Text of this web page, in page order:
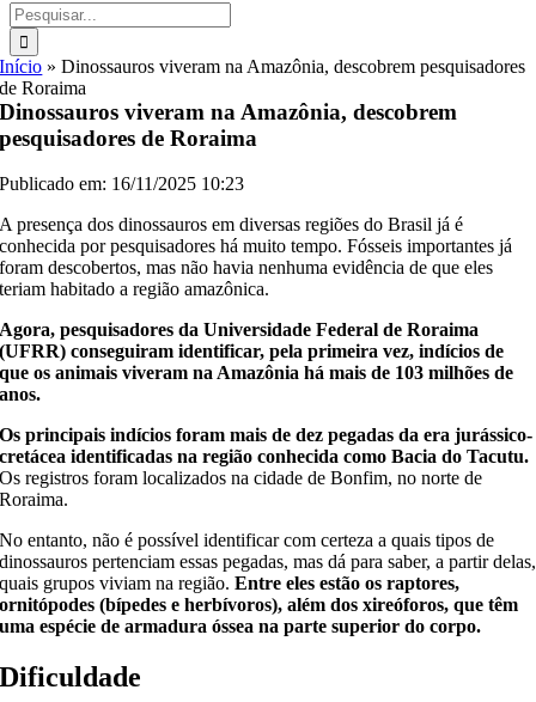
Buscar
resultados
para:
Início »Dinossauros viveram na Amazônia, descobrem pesquisadores
de Roraima
Dinossauros viveram na Amazônia, descobrem
pesquisadores de Roraima
Publicado em: 16/11/2025 10:23
A presença dos dinossauros em diversas regiões do Brasil já é
conhecida por pesquisadores há muito tempo. Fósseis importantes já
foram descobertos, mas não havia nenhuma evidência de que eles
teriam habitado a região amazônica.
Agora, pesquisadores da Universidade Federal de Roraima
(UFRR) conseguiram identificar, pela primeira vez, indícios de
que os animais viveram na Amazônia há mais de 103 milhões de
anos.
Os principais indícios foram mais de dez pegadas da era jurássico-
cretácea identificadas na região conhecida como Bacia do Tacutu.
Os registros foram localizados na cidade de Bonfim, no norte de
Roraima.
No entanto, não é possível identificar com certeza a quais tipos de
dinossauros pertenciam essas pegadas, mas dá para saber, a partir delas,
quais grupos viviam na região.Entre eles estão os raptores,
ornitópodes (bípedes e herbívoros), além dos xireóforos, que têm
uma espécie de armadura óssea na parte superior do corpo.
Dificuldade